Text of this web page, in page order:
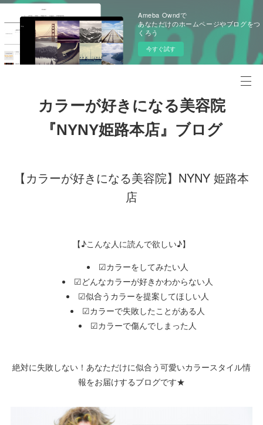
Ameba Owndで
あなただけのホームページやブログをつ
くろう
今すぐ試す
カラーが好きになる美容院
『NYNY姫路本店』ブログ
【カラーが好きになる美容院】NYNY 姫路本
店
【♪こんな人に読んで欲しい♪】
☑カラーをしてみたい人
☑どんなカラーが好きかわからない人
☑似合うカラーを提案してほしい人
☑カラーで失敗したことがある人
☑カラーで傷んでしまった人
絶対に失敗しない！あなただけに似合う可愛いカラースタイル情
報をお届けするブログです★